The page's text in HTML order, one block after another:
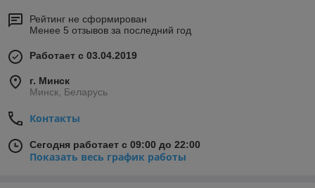
Рейтинг не сформирован
Менее 5 отзывов за последний год
Работает с 03.04.2019
г. Минск
Минск, Беларусь
Контакты
Сегодня работает с 09:00 до 22:00
Показать весь график работы